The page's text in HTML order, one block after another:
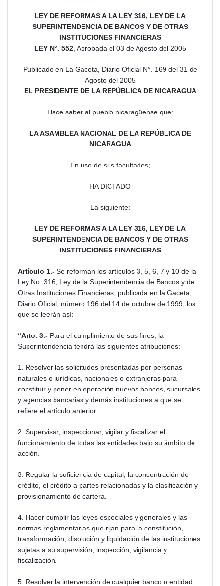
LEY DE REFORMAS A LA LEY 316, LEY DE LA
SUPERINTENDENCIA DE BANCOS Y DE OTRAS
INSTITUCIONES FINANCIERAS
LEY N°. 552, Aprobada el 03 de Agosto del 2005
Publicado en La Gaceta , Diario OficialN°.
169 del 31 de
Agosto del 2005
EL PRESIDENTE DE LA REPÚBLICA DE NICARAGUA
Hace saber al pueblo nicaragüense que:
LA ASAMBLEA NACIONAL DE LA REPÚBLICA DE
NICARAGUA
En uso de sus facultades;
HA DICTADO
La siguiente:
LEY DE REFORMAS A LA LEY 316, LEY DE LA
SUPERINTENDENCIA DE BANCOS Y DE OTRAS
INSTITUCIONES FINANCIERAS
Artículo 1.- Se reforman los artículos 3, 5, 6, 7 y 10 de la
Ley No. 316, Ley de la Superintendencia de Bancos y de
Otras Instituciones Financieras, publicada en la Gaceta,
Diario Oficial, número 196 del 14 de octubre de 1999, los
que se leerán así:
“Arto. 3.- Para el cumplimiento de sus fines, la
Superintendencia tendrá las siguientes atribuciones:
1. Resolver las solicitudes presentadas por personas
naturales o jurídicas, nacionales o extranjeras para
constituir y poner en operación nuevos bancos, sucursales
y agencias bancarias y demás instituciones a que se
refiere el artículo anterior.
2. Supervisar, inspeccionar, vigilar y fiscalizar el
funcionamiento de todas las entidades bajo su ámbito de
acción.
3. Regular la suficiencia de capital, la concentración de
crédito, el crédito a partes relacionadas y la clasificación y
provisionamiento de cartera.
4. Hacer cumplir las leyes especiales y generales y las
normas reglamentarias que rijan para la constitución,
transformación, disolución y liquidación de las instituciones
sujetas a su supervisión, inspección, vigilancia y
fiscalización.
5. Resolver la intervención de cualquier banco o entidad